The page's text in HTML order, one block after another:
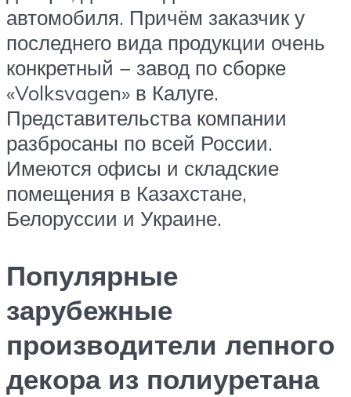
автомобиля. Причём заказчик у
последнего вида продукции очень
конкретный − завод по сборке
«Volksvagen» в Калуге.
Представительства компании
разбросаны по всей России.
Имеются офисы и складские
помещения в Казахстане,
Белоруссии и Украине.
Популярные
зарубежные
производители лепного
декора из полиуретана